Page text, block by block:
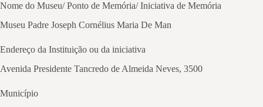
Nome do Museu/ Ponto de Memória/ Iniciativa de Memória
Museu Padre Joseph Cornélius Maria De Man
Endereço da Instituição ou da iniciativa
Avenida Presidente Tancredo de Almeida Neves, 3500
Município